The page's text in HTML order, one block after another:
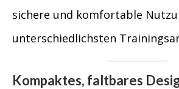
sichere und komfortable
unterschiedlichsten
Kompaktes, faltbares